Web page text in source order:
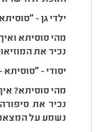
ילדי גן -
מהי סוסיתא
נכיר את
יסודי -
מהי סוסיתא?
נכיר את
נשמע על